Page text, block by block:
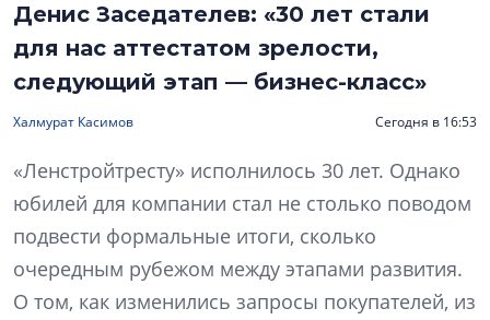
Денис Заседателев: «30 лет стали
для нас аттестатом зрелости,
следующий этап — бизнес-класс»
Халмурат Касимов Сегодня в 16:53
«Ленстройтресту» исполнилось 30 лет. Однако
юбилей для компании стал не столько поводом
подвести формальные итоги, сколько
очередным рубежом между этапами развития.
О том, как изменились запросы покупателей, из